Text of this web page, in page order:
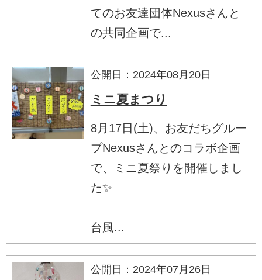
てのお友達団体Nexusさんと
の共同企画で...
公開日：2024年08月20日
ミニ夏まつり
8月17日(土)、お友だちグルー
プNexusさんとのコラボ企画
で、ミニ夏祭りを開催しまし
た✨
台風...
公開日：2024年07月26日